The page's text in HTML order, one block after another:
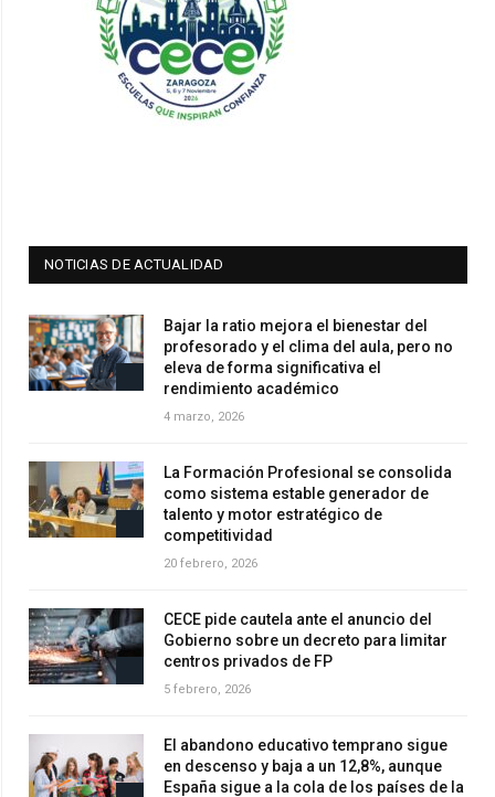
NOTICIAS DE ACTUALIDAD
Bajar la ratio mejora el bienestar del
profesorado y el clima del aula, pero no
eleva de forma significativa el
rendimiento académico
4 marzo, 2026
La Formación Profesional se consolida
como sistema estable generador de
talento y motor estratégico de
competitividad
20 febrero, 2026
CECE pide cautela ante el anuncio del
Gobierno sobre un decreto para limitar
centros privados de FP
5 febrero, 2026
El abandono educativo temprano sigue
en descenso y baja a un 12,8%, aunque
España sigue a la cola de los países de la